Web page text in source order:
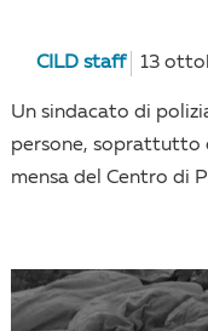
CILD staff 13
Un sindacato di
persone, soprattutto
mensa del Centro di